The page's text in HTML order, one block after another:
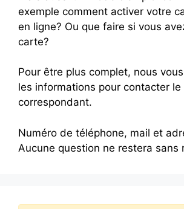
exemple comment activer votre
en ligne? Ou que faire si vous
carte?
Pour être plus complet, nous
les informations pour contacter
correspondant.
Numéro de téléphone, mail et
Aucune question ne restera sans